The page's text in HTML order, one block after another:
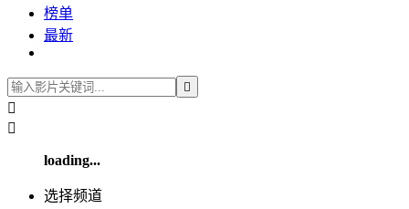
榜单
最新



loading...
选择频道